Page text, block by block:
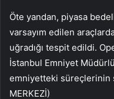
Öte yandan, piyasa
varsayım edilen
uğradığı tespit edildi.
İstanbul Emniyet
emniyetteki süreçlerinin
MERKEZİ)